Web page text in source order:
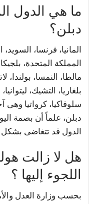
ما هي الدول
دبلن؟
المانيا، فرنسا،
المملكة المتحدة،
مالطا، النمسا، بولندا،
بلغاريا، التشيك،
سلوفاكيا، كرواتيا وهى
دبلن، علماً أن بصمة
الدول قد تتغاضى
هل لا زالت
اللجوء إليها ؟
بحسب وزارة العدل